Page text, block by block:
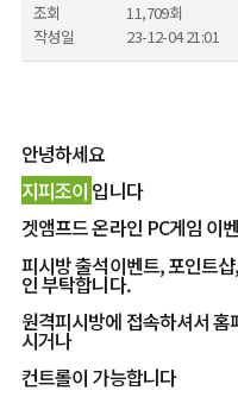
조회
11,709회
작성일
23-12-04 21:01
안녕하세요
지피조이 입니다
겟앰프드 온라인 PC게임 이
피시방 출석이벤트, 포인트
인 부탁합니다.
원격피시방에 접속하셔서
시거나
컨트롤이 가능합니다